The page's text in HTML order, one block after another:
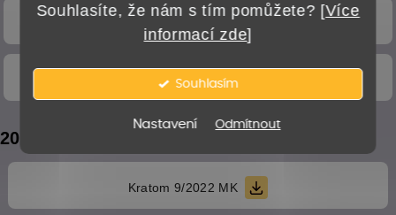
Souhlasíte, že nám s tím pomůžete? [Více
informací zde]
Souhlasím
Nastavení Odmítnout
Kratom 1/2023 MK
Kratom 8/2023 MK
2022
Kratom 9/2022 MK